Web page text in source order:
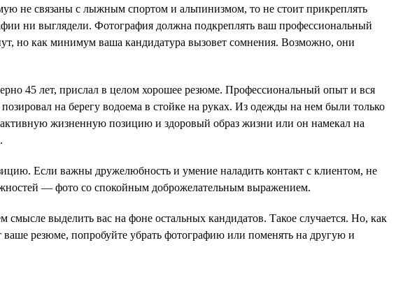
не связаны с лыжным спортом и альпинизмом, то не стоит прикреплять
ни выглядели. Фотография должна подкреплять ваш профессиональный
но как минимум ваша кандидатура вызовет сомнения. Возможно, они
45 лет, прислал в целом хорошее резюме. Профессиональный опыт и вся
на берегу водоема в стойке на руках. Из одежды на нем были только
активную жизненную позицию и здоровый образ жизни или он намекал на
Если важны дружелюбность и умение наладить контакт с клиентом, не
— фото со спокойным доброжелательным выражением.
выделить вас на фоне остальных кандидатов. Такое случается. Но, как
резюме, попробуйте убрать фотографию или поменять на другую и